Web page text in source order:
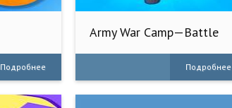
Подробнее
Army War Camp—Battle
Подробнее